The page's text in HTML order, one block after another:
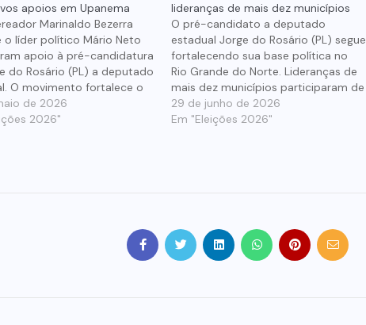
apoios em Upanema
Marinaldo Bezerra
o líder político Mário Neto
apoio à pré-candidatura
do Rosário (PL) a deputado
O movimento fortalece o
de Jorge na região
amplia a articulação de
de 2026
2026"
lideranças de mais dez municípios
O pré-candidato a deputado
estadual Jorge do Rosário (PL) segue
fortalecendo sua base política no
Rio Grande do Norte. Lideranças de
mais dez municípios participaram de
um encontro em Caiçara do Rio dos
Ventos e reafirmaram apoio ao
29 de junho de 2026
Em "Eleições 2026"